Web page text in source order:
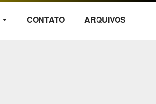
arrow_drop_down CONTATO ARQUIVOS